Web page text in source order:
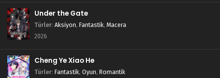
Under the Gate
Türler: Aksiyon, Fantastik, Macera
2026
Cheng Ye Xiao He
Türler: Fantastik, Oyun, Romantik